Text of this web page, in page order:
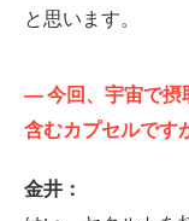
と思います。
—今回、宇宙で摂
含むカプセルです
金井：